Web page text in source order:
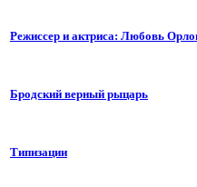
Режиссер и актриса: Любовь
Бродский верный рыцарь
Типизации